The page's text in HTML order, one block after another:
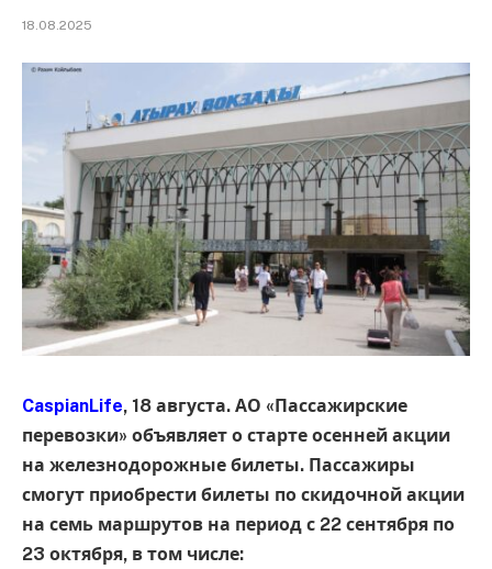
18.08.2025
CaspianLife, 18 августа. АО «Пассажирские
перевозки» объявляет о старте осенней акции
на железнодорожные билеты. Пассажиры
смогут приобрести билеты по скидочной акции
на семь маршрутов на период с 22 сентября по
23 октября, в том числе: